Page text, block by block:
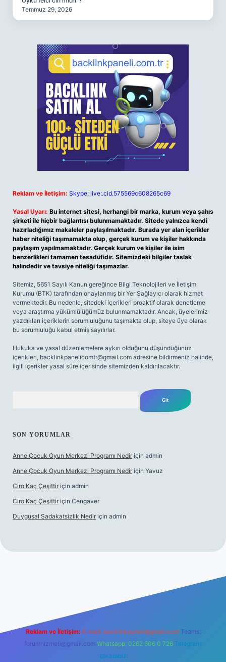
Temmuz 29, 2026
Reklam ve İletişim: Skype: live:.cid.575569c608265c69
Yasal Uyarı: Bu internet sitesi, herhangi bir marka, kurum veya şahıs
şirketi ile hiçbir bağlantısı bulunmamaktadır. Sitede yalnızca kendi
hazırladığımız makaleler paylaşılmaktadır. Burada yer alan içerikler
haber niteliği taşımamakta olup, gerçek kurum ve kişiler hakkında
paylaşım yapılmamaktadır. Gerçek kurum ve kişiler ile isim
benzerlikleri tamamen tesadüfidir. Sitemizdeki bilgiler taslak
halindedir ve tavsiye niteliği taşımazlar.
Sitemiz, 5651 Sayılı Kanun gereğince Bilgi Teknolojileri ve İletişim
Kurumu (BTK) tarafından onaylanmış bir Yer Sağlayıcı olarak hizmet
vermektedir. Bu nedenle, sitedeki içerikleri proaktif olarak denetleme
veya araştırma yükümlülüğümüz bulunmamaktadır. Ancak, üyelerimiz
yazdıkları içeriklerin sorumluluğunu taşımakta olup, siteye üye olarak
bu sorumluluğu kabul etmiş sayılırlar.
Hukuka ve yasal düzenlemelere aykırı olduğunu düşündüğünüz
içerikleri, backlinkpanelicomtr@gmail.com adresine bildirmeniz halinde,
ilgili içerikler yasal süre içerisinde sitemizden kaldırılacaktır.
SON YORUMLAR
Anne Çocuk Oyun Merkezi Programı Nedir için admin
Anne Çocuk Oyun Merkezi Programı Nedir için Yavuz
Ciro Kaç Çeşittir için admin
Ciro Kaç Çeşittir için Cengaver
Duygusal Sadakatsizlik Nedir için admin
Reklam ve İletişim: E-mail: backlinkpaneli@gmail.com Teams:
forumhizmeti@gmail.com Whatsapp: 0262 606 0 726 Telegram:
@karabul